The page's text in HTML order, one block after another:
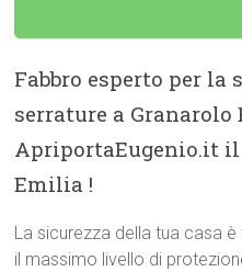
Fabbro esperto per
serrature a
ApriportaEugenio.it il
Emilia !
La sicurezza della tua casa
il massimo livello di